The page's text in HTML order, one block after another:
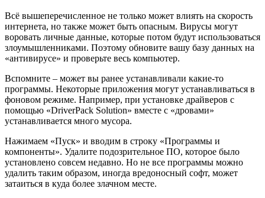
Всё вышеперечисленное не только может влиять на скорость
интернета, но также может быть опасным. Вирусы могут
воровать личные данные, которые потом будут использоваться
злоумышленниками. Поэтому обновите вашу базу данных на
«антивирусе» и проверьте весь компьютер.
Вспомните – может вы ранее устанавливали какие-то
программы. Некоторые приложения могут устанавливаться в
фоновом режиме. Например, при установке драйверов с
помощью «DriverPack Solution» вместе с «дровами»
устанавливается много мусора.
Нажимаем «Пуск» и вводим в строку «Программы и
компоненты». Удалите подозрительное ПО, которое было
установлено совсем недавно. Но не все программы можно
удалить таким образом, иногда вредоносный софт, может
затаиться в куда более злачном месте.